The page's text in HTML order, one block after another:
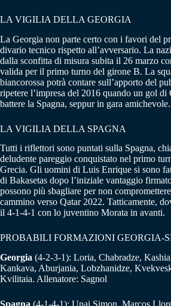
LA VIGILIA DELLA GEORGIA
La Georgia non parte certo con i favori del
divario tecnico rispetto all’avversario. La
dalla sconfitta di misura subita il 26 marzo
valida per il primo turno del girone B. La
biancorossa potrà contare sull’apporto del
ripetere l’impresa del 2016 quando un gol
battere la Spagna, seppur in gara amichevole.
LA VIGILIA DELLA SPAGNA
Tutti i riflettori sono puntati sulla Spagna,
deludente pareggio conquistato nel primo
Grecia. Gli uomini di Luis Enrique si sono
di Bakasetas dopo l’iniziale vantaggio
possono più sbagliare per non
cammino verso Qatar 2022. Tatticamente,
il 4-1-4-1 con lo juventino Morata in avanti.
PROBABILI FORMAZIONI GEORGIA-
Georgia (4-2-3-1): Loria, Chabradze,
Kankava, Aburjania, Lobzhanidze,
Kvilitaia. Allenatore: Sagnol